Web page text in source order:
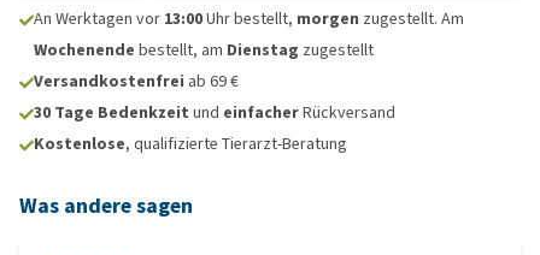
An Werktagen vor 13:00Uhr bestellt, morgen zugestellt. Am
Wochenende bestellt, am Dienstag zugestellt
Versandkostenfrei ab 69 €
30 Tage Bedenkzeit und einfacherRückversand
Kostenlose, qualifizierte Tierarzt-Beratung
Was andere sagen